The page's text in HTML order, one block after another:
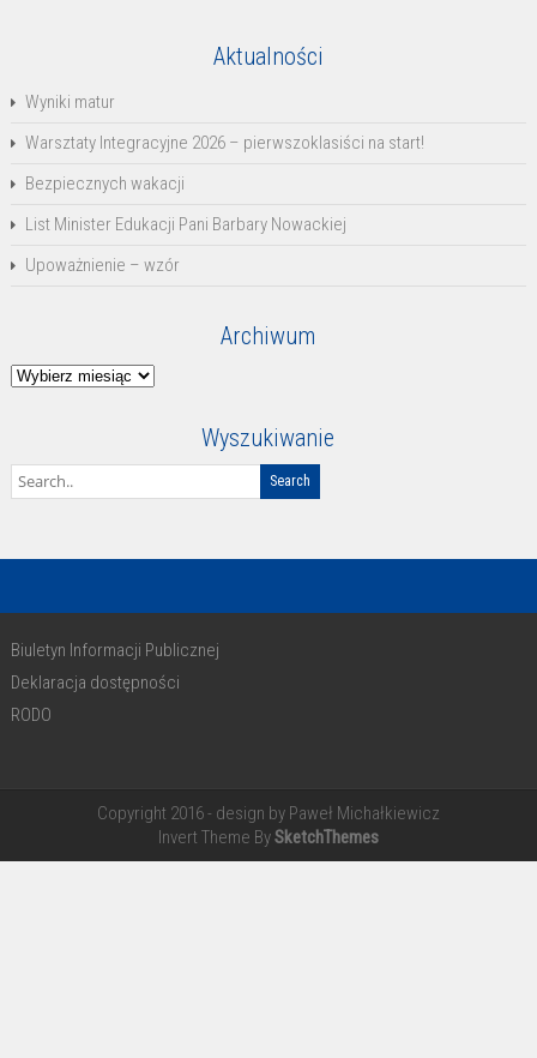
Aktualności
Wyniki matur
Warsztaty Integracyjne 2026 – pierwszoklasiści na start!
Bezpiecznych wakacji
List Minister Edukacji Pani Barbary Nowackiej
Upoważnienie – wzór
Archiwum
Archiwum
Wyszukiwanie
Biuletyn Informacji Publicznej
Deklaracja dostępności
RODO
Copyright 2016 - design by Paweł Michałkiewicz
Invert Theme BySketchThemes